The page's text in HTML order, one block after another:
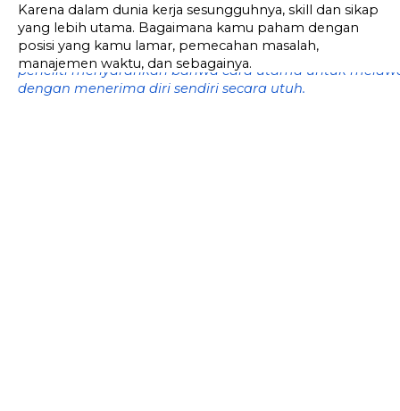
Karena dalam dunia kerja sesungguhnya, skill dan sikap
yang lebih utama. Bagaimana kamu paham dengan
posisi yang kamu lamar, pemecahan masalah,
manajemen waktu, dan sebagainya.